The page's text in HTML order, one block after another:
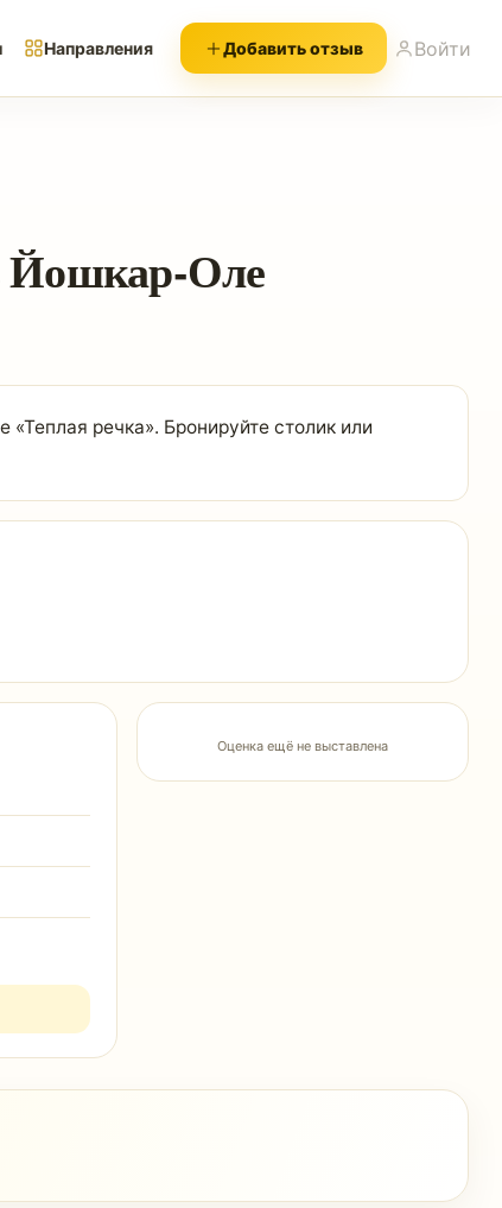
Направления Добавить отзыв Войти
Йошкар-Оле
речка». Бронируйте столик или
Оценка ещё не выставлена